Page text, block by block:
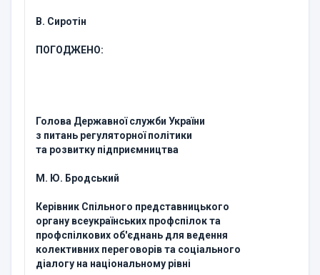
В. Сиротін
ПОГОДЖЕНО:
Голова Державної служби України
з питань регуляторної політики
та розвитку підприємництва
М. Ю. Бродський
Керівник Спільного представницького
органу всеукраїнських профспілок та
профспілкових об'єднань для ведення
колективних переговорів та соціального
діалогу на національному рівні